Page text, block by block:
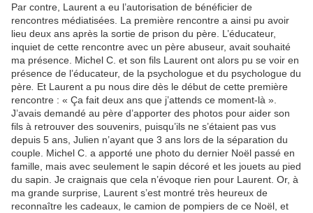
Par contre, Laurent a eu l’autorisation de bénéficier de
rencontres médiatisées. La première rencontre a ainsi pu avoir
lieu deux ans après la sortie de prison du père. L’éducateur,
inquiet de cette rencontre avec un père abuseur, avait souhaité
ma présence. Michel C. et son fils Laurent ont alors pu se voir en
présence de l’éducateur, de la psychologue et du psychologue du
père Et Laurent a pu nous dire dès le début de cette première
rencontre : « Ça fait deux ans que j’attends ce moment-là ».
J’avais demandé au père d’apporter des photos pour aider son
fils à retrouver des souvenirs, puisqu’ils ne s’étaient pas vus
depuis 5 ans, Julien n’ayant que 3 ans lors de la séparation du
couple. Michel C. a apporté une photo du dernier Noël passé en
famille, mais avec seulement le sapin décoré et les jouets au pied
du sapin. Je craignais que cela n’évoque rien pour Laurent. Or, à
ma grande surprise, Laurent s’est montré très heureux de
reconnaître les cadeaux, le camion de pompiers de ce Noël, et